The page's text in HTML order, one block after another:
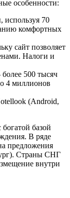
особенности:
используя 70
комфортных
сайт позволяет
Налоги и
более 500 тысяч
4 миллионов
(Android,
базой
В ряде
предложения
Страны СНГ
внутри